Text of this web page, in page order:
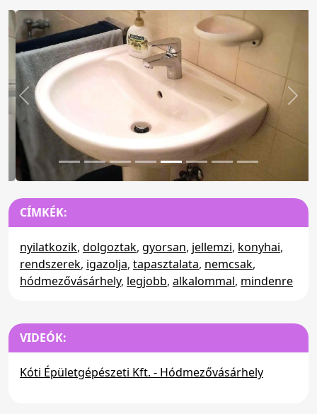
Előző
CÍMKÉK:
nyilatkozik, dolgoztak, gyorsan, jellemzi, konyhai,
rendszerek, igazolja, tapasztalata, nemcsak,
hódmezővásárhely, legjobb, alkalommal, mindenre
VIDEÓK:
Kóti Épületgépészeti Kft. - Hódmezővásárhely